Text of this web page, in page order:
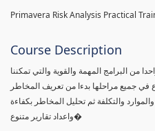
Primavera Risk Analysis Practical
Course Description
من البرامج المهمة والقوية والتي تمكننا
جميع مراحلها بدءا من تعريف المخاطر
والتكلفة ثم تحليل المخاطر بكفاءة
واعداد تقارير متنوع�